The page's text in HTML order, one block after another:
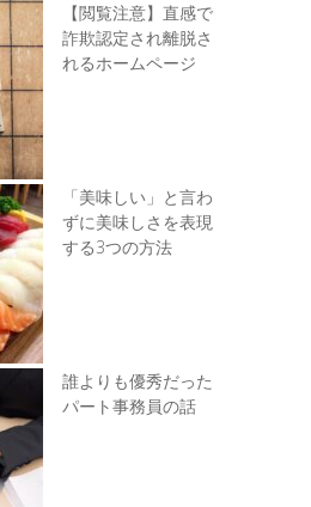
【閲覧注意】直感で
詐欺認定され離脱さ
れるホームページ
「美味しい」と言わ
ずに美味しさを表現
する3つの方法
誰よりも優秀だった
パート事務員の話